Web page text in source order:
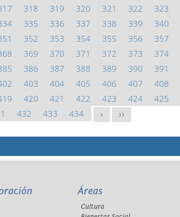
318 319 320 321 322 323
335 336 337 338 339 340
352 353 354 355 356 357
369 370 371 372 373 374
386 387 388 389 390 391
403 404 405 406 407 408
420 421 422 423 424 425
432 433 434 > >>
Áreas
Cultura